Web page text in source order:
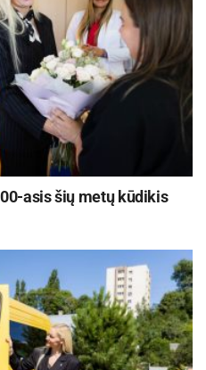
Gagičius 20 (9 atk.
18, Dovis
ir Džiugas Slavinskas –
14 (8 rez. perd.).
asis šių metų kūdikis